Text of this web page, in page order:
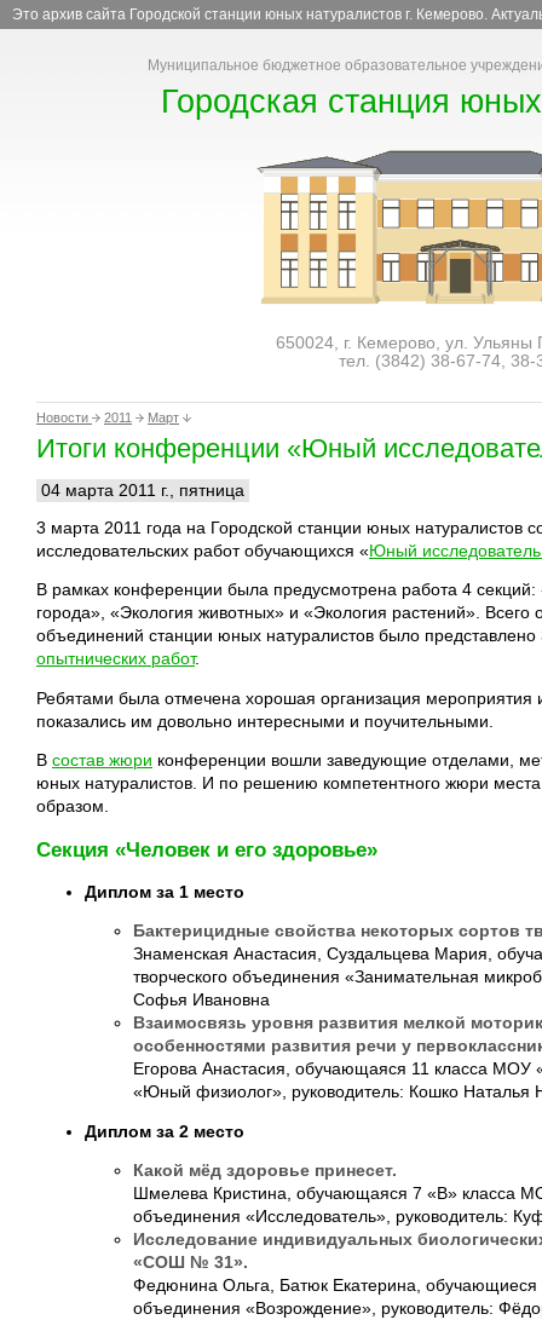
Это архив сайта Городской станции юных натуралистов г. Кемерово.
Муниципальное бюджетное образовательное
Городская станция
650024, г. Кемерово, ул. Ульяны
тел. (3842) 38-67-74, 38-
Новости 2011 Март
Итоги конференции «Юный
04 марта 2011 г., пятница
3 марта 2011 года на Городской станции юных натуралистов
исследовательских работ обучающихся «Юный
В рамках конференции была предусмотрена работа 4 секций:
города», «Экология животных» и «Экология растений». Всего
объединений станции юных натуралистов было
опытнических работ.
Ребятами была отмечена хорошая организация мероприятия
показались им довольно интересными и поучительными.
В состав жюри конференции вошли заведующие отделами,
юных натуралистов. И по решению компетентного жюри
образом.
Секция «Человек и его здоровье»
Диплом за 1 место
Бактерицидные свойства некоторых сортов
Знаменская Анастасия, Суздальцева Мария,
творческого объединения «Занимательная
Софья Ивановна
Взаимосвязь уровня развития мелкой
особенностями развития речи у
Егорова Анастасия, обучающаяся 11 класса
«Юный физиолог», руководитель: Кошко Наталья
Диплом за 2 место
Какой мёд здоровье принесет.
Шмелева Кристина, обучающаяся 7 «В» класса
объединения «Исследователь», руководитель:
Исследование индивидуальных
«СОШ № 31».
Федюнина Ольга, Батюк Екатерина,
объединения «Возрождение», руководитель: